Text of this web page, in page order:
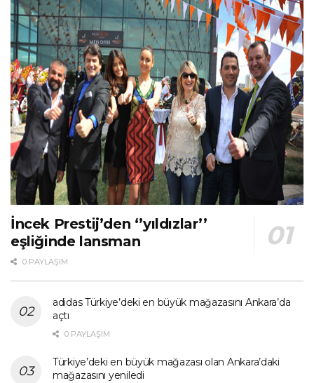
İncek Prestij’den ‘’yıldızlar’’
eşliğinde lansman
0 PAYLAŞIM
adidas Türkiye’deki en büyük mağazasını Ankara’da
açtı
0 PAYLAŞIM
Türkiye’deki en büyük mağazası olan Ankara’daki
mağazasını yeniledi